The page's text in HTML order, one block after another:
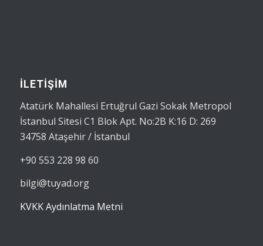
İLETİŞİM
Atatürk Mahallesi Ertuğrul Gazi Sokak Metropol
İstanbul Sitesi C1 Blok Apt. No:2B K:16 D: 269
34758 Ataşehir / İstanbul
+90 553 228 98 60
bilgi@tuyad.org
KVKK Aydınlatma Metni